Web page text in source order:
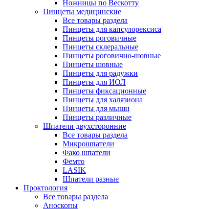
Ножницы по Вескотту
Пинцеты медицинские
Все товары раздела
Пинцеты для капсулорексиса
Пинцеты роговичные
Пинцеты склеральные
Пинцеты роговично-шовные
Пинцеты шовные
Пинцеты для радужки
Пинцеты для ИОЛ
Пинцеты фиксационные
Пинцеты для халязиона
Пинцеты для мышц
Пинцеты различные
Шпатели двухсторонние
Все товары раздела
Микрошпатели
Фако шпатели
Фемто
LASIK
Шпатели разные
Проктология
Все товары раздела
Аноскопы